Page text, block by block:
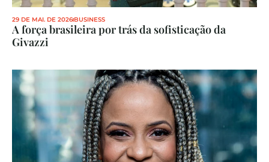
29 DE MAI. DE 2026 BUSINESS
A força brasileira por trás da sofisticação da
Givazzi